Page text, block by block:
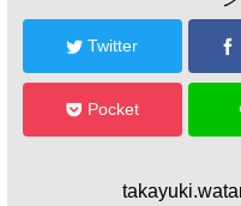
Twitter
Pocket